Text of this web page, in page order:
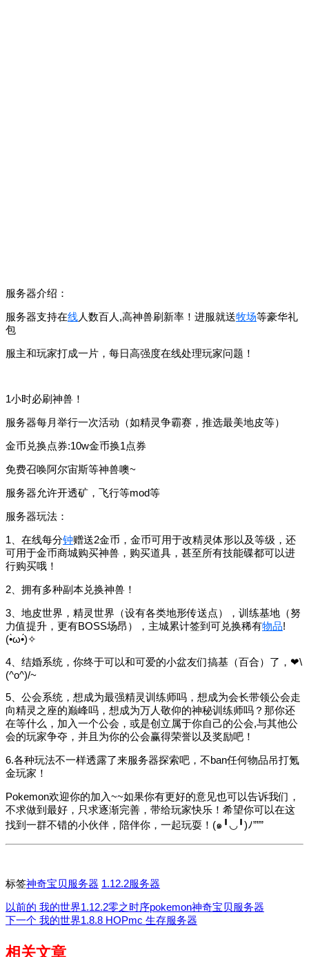
服务器介绍：
服务器支持在线人数百人,高神兽刷新率！进服就送牧场等豪华礼
包
服主和玩家打成一片，每日高强度在线处理玩家问题！
1小时必刷神兽！
服务器每月举行一次活动（如精灵争霸赛，推选最美地皮等）
金币兑换点券:10w金币换1点券
免费召唤阿尔宙斯等神兽噢~
服务器允许开透矿，飞行等mod等
服务器玩法：
1、在线每分钟赠送2金币，金币可用于改精灵体形以及等级，还
可用于金币商城购买神兽，购买道具，甚至所有技能碟都可以进
行购买哦！
2、拥有多种副本兑换神兽！
3、地皮世界，精灵世界（设有各类地形传送点），训练基地（努
力值提升，更有BOSS场昂），主城累计签到可兑换稀有物品!
(•̀ω•́)✧
4、结婚系统，你终于可以和可爱的小盆友们搞基（百合）了，❤\
(^o^)/~
5、公会系统，想成为最强精灵训练师吗，想成为会长带领公会走
向精灵之座的巅峰吗，想成为万人敬仰的神秘训练师吗？那你还
在等什么，加入一个公会，或是创立属于你自己的公会,与其他公
会的玩家争夺，并且为你的公会赢得荣誉以及奖励吧！
6.各种玩法不一样透露了来服务器探索吧，不ban任何物品吊打氪
金玩家！
Pokemon欢迎你的加入~~如果你有更好的意见也可以告诉我们，
不求做到最好，只求逐渐完善，带给玩家快乐！希望你可以在这
找到一群不错的小伙伴，陪伴你，一起玩耍！(๑╹◡╹)ﾉ”””
标签神奇宝贝服务器 1.12.2服务器
以前的 我的世界1.12.2零之时序pokemon神奇宝贝服务器
下一个 我的世界1.8.8 HOPmc 生存服务器
相关文章